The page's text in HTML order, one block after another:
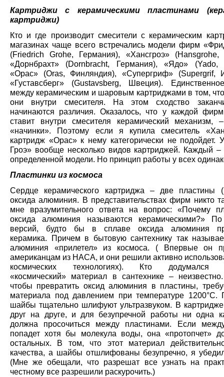
Картриджи с керамическими пластинами
картриджи)
Кто и где производит смесители с керамическим
магазинах чаще всего встречались модели фирм
(Friedrich Grohe, Германия), «Хансгроэ» (Hansgrohe,
«Дорнбрахт» (Dornbracht, Германия), «Ядо» (Yado,
«Орас» (Oras, Финляндия), «Супергриф» (Supergrif,
«Густавсберг» (Gustavsberg, Швеция).
между керамическим и шаровым картриджами в том,
они внутри смесителя. На этом сходство
начинаются различия. Оказалось, что у каждой
ставит внутри смесителя керамический механизм,
«начинки». Поэтому если я купила смеситель
картридж «Орас» к нему категорически не подойдет.
Гроэ» вообще несколько видов картриджей. Каждый –
определенной модели. Но принцип работы у всех
Пластинки из космоса
Сердце керамического картриджа – две пластины
оксида алюминия. В представительствах фирм никто
мне вразумительного ответа на вопрос: «Почему
оксида алюминия называются керамическими?»
версий, будто бы в сплаве оксида алюминия
керамика. Причем в бытовую сантехнику так
алюминия «прилетел» из космоса. ( Впервые он
американцам из НАСА, и они решили активно
космических технологиях). Кто додумался
«космический» материал в сантехнике –
чтобы превратить оксид алюминия в пластины,
материала под давлением при температуре 1200°С.
шайбы тщательно шлифуют ультразвуком. В
друг на друге, и для безупречной работы ни одна
должна просочиться между пластинами. Если
попадет хотя бы молекула воды, она «протопчет»
остальных. В том, что этот материал
качества, а шайбы отшлифованы безупречно, я
(Мне же обещали, что разрешат все узнать на
честному все разрешили раскурочить.)